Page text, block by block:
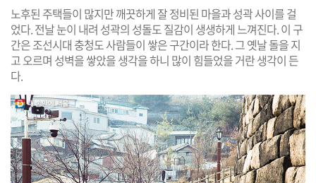
노후된 주택들이 많지만 깨끗하게 잘 정비된 마을과 성곽 사이를 걸
었다. 전날 눈이 내려 성곽의 성돌도 질감이 생생하게 느껴진다. 이 구
간은 조선시대 충청도 사람들이 쌓은 구간이라 한다. 그 옛날 돌을 지
고 오르며 성벽을 쌓았을 생각을 하니 많이 힘들었을 거란 생각이 든
다.